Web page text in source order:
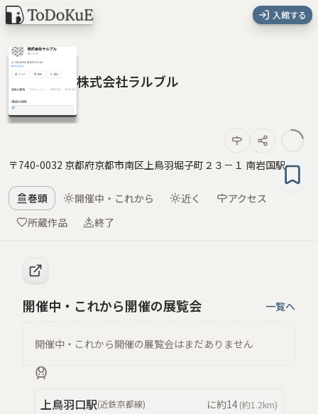
入館する
株式会社ラルブル
〒740-0032 京都府京都市南区上鳥羽堀子町２３－１ 南岩国駅
巻頭 開催中・これから 近く
アクセス
所蔵作品
終了
開催中・これから開催の展覧会 一覧へ
開催中・これから開催の展覧会はまだありません
上鳥羽口駅(近鉄京都線) に約14(約1.2km)